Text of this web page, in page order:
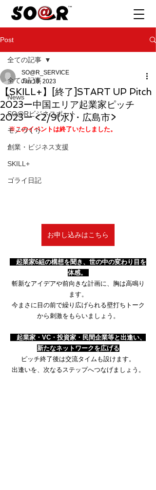
Post
全ての記事
News
SO@Rビジネスポート
モノづくり
創業・ビジネス支援
SKILL+
ゴライ日記
全ての記事
【SKILL+】[終了]START UP Pitch
2023ー中国エリア起業家ピッチ
2023ー <2/9(水)・広島市>
SO@R_SERVICE
Jan 18, 2023
※このイベントは終了いたしました。
お申し込みはこちら
起業家6組の構想を聞き、世の中の変わり目を
体感。
斬新なアイデアや前向きな計画に、胸は高鳴り
ます。​
今まさに目の前で繰り広げられる壁打ちトーク
から刺激をもらいましょう。
起業家・VC・投資家・民間企業等と出逢い、
新たなネットワークを広げる
ピッチ終了後は交流タイムも設けます。
出逢いを、次なるステップへつなげましょう。